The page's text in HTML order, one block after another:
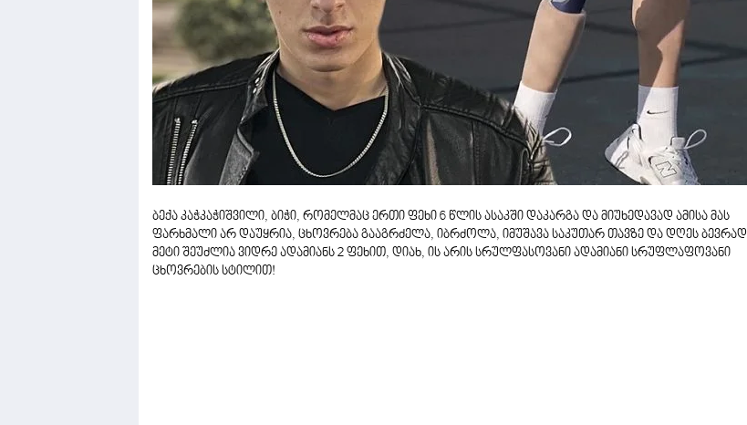
ბექა კაჭკაჭიშვილი, ბიჭი, რომელმაც ერთი ფეხი 6 წლის ასაკში დაკარგა და მიუხედავად ამისა მას
ფარხმალი არ დაუყრია, ცხოვრება გააგრძელა, იბრძოლა, იმუშავა საკუთარ თავზე და დღეს ბევრად
მეტი შეუძლია ვიდრე ადამიანს 2 ფეხით, დიახ, ის არის სრულფასოვანი ადამიანი სრუფლაფოვანი
ცხოვრების სტილით!